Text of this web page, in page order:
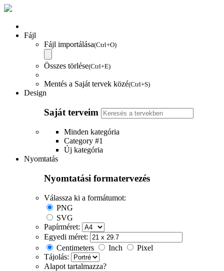
Fájl
Fájl importálása(Ctrl+O)
Összes törlése(Ctrl+E)
Mentés a Saját tervek közé(Ctrl+S)
Design
Saját terveim
Minden kategória
Category #1
Új kategória
Nyomtatás
Nyomtatási formatervezés
Válassza ki a formátumot:
PNG
SVG
Papírméret:
Egyedi méret:
Centimeters
Inch
Pixel
Tájolás:
Alapot tartalmazza?